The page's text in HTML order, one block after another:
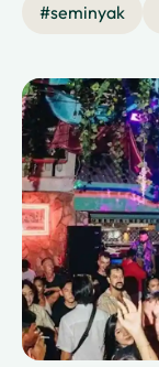
#seminyak